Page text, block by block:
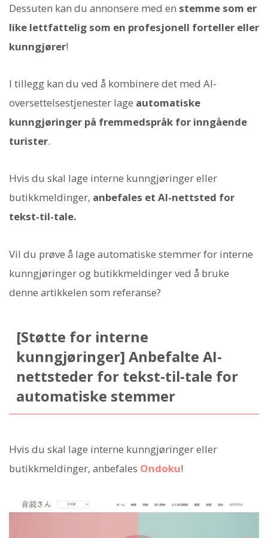
Dessuten kan du annonsere med en stemme som er
like lettfattelig som en profesjonell forteller eller
kunngjører!
I tillegg kan du ved å kombinere det med AI-
oversettelsestjenester lage automatiske
kunngjøringer på fremmedspråk for inngående
turister.
Hvis du skal lage interne kunngjøringer eller
butikkmeldinger, anbefales et AI-nettsted for
tekst-til-tale.
Vil du prøve å lage automatiske stemmer for interne
kunngjøringer og butikkmeldinger ved å bruke
denne artikkelen som referanse?
[Støtte for interne
kunngjøringer] Anbefalte AI-
nettsteder for tekst-til-tale for
automatiske stemmer
Hvis du skal lage interne kunngjøringer eller
butikkmeldinger, anbefales Ondoku!